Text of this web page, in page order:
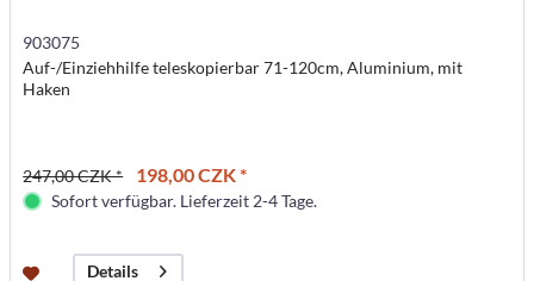
903075
Auf-/Einziehhilfe teleskopierbar 71-120cm, Aluminium, mit
Haken
247,00 CZK * 198,00 CZK *
Sofort verfügbar. Lieferzeit 2-4 Tage.
Details